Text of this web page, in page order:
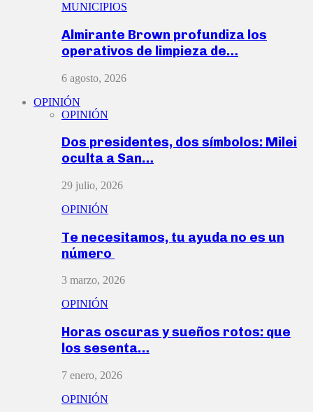
MUNICIPIOS
Almirante Brown profundiza los
operativos de limpieza de…
6 agosto, 2026
OPINIÓN
OPINIÓN
Dos presidentes, dos símbolos: Milei
oculta a San…
29 julio, 2026
OPINIÓN
Te necesitamos, tu ayuda no es un
número
3 marzo, 2026
OPINIÓN
Horas oscuras y sueños rotos: que
los sesenta…
7 enero, 2026
OPINIÓN